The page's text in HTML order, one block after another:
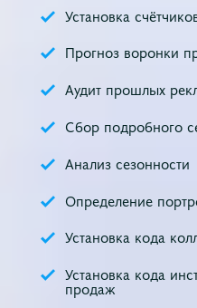
Установка
Прогноз воронки
Аудит прошлых
Сбор подробного
Анализ сезонности
Определение
Установка кода
Установка кода
продаж